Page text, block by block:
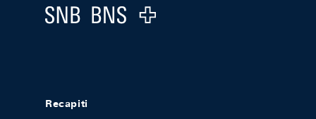
Logo
Recapiti